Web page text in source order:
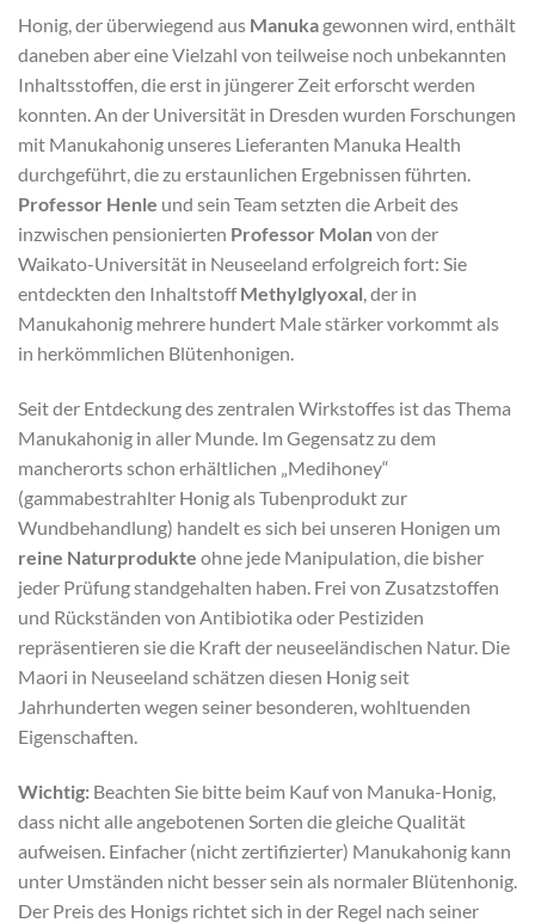
Honig, der überwiegend aus Manuka gewonnen wird, enthält
daneben aber eine Vielzahl von teilweise noch unbekannten
Inhaltsstoffen, die erst in jüngerer Zeit erforscht werden
konnten. An der Universität in Dresden wurden Forschungen
mit Manukahonig unseres Lieferanten Manuka Health
durchgeführt, die zu erstaunlichen Ergebnissen führten.
Professor Henle und sein Team setzten die Arbeit des
inzwischen pensionierten Professor Molanvon der
Waikato-Universität in Neuseeland erfolgreich fort: Sie
entdeckten den InhaltstoffMethylglyoxal, der in
Manukahonig mehrere hundert Male stärker vorkommt als
in herkömmlichen Blütenhonigen.
Seit der Entdeckung des zentralen Wirkstoffes ist das Thema
Manukahonig in aller Munde. Im Gegensatz zu dem
mancherorts schon erhältlichen „Medihoney“
(gammabestrahlter Honig als Tubenprodukt zur
Wundbehandlung) handelt es sich bei unseren Honigen um
reine Naturprodukte ohne jede Manipulation, die bisher
jeder Prüfung standgehalten haben. Frei von Zusatzstoffen
und Rückständen von Antibiotika oder Pestiziden
repräsentieren sie die Kraft der neuseeländischen Natur. Die
Maori in Neuseeland schätzen diesen Honig seit
Jahrhunderten wegen seiner besonderen, wohltuenden
Eigenschaften.
Wichtig: Beachten Sie bitte beim Kauf von Manuka-Honig,
dass nicht alle angebotenen Sorten die gleiche Qualität
aufweisen. Einfacher (nicht zertifizierter) Manukahonig kann
unter Umständen nicht besser sein als normaler Blütenhonig.
Der Preis des Honigs richtet sich in der Regel nach seiner